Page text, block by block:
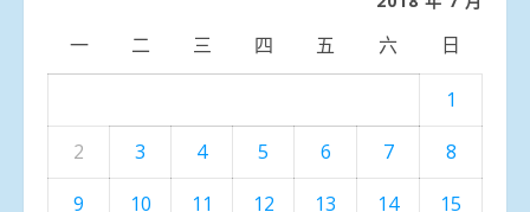
一 二 三 四 五 六 日
1
2
3 4 5 6 7
8
9
10 11 12 13 14 15